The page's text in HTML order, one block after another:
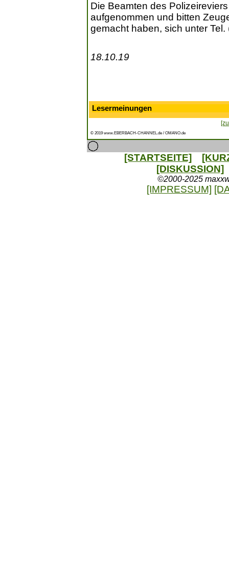
Die Beamten des
aufgenommen und bitten
gemacht haben, sich unter
18.10.19
Lesermeinungen
© 2019 www.EBERBACH-CHANNEL.de / OMANO.de
[STARTSEITE]
[DISKUSSION]
©2000-2025
[IMPRESSUM]